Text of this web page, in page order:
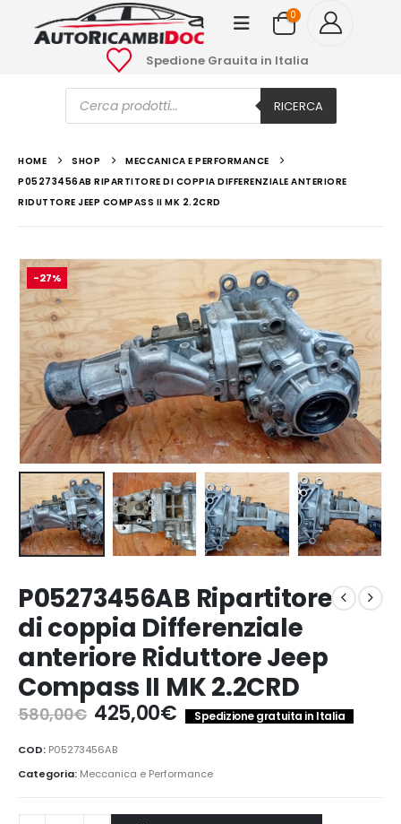
0
Spedione Grauita in Italia
Ricerca
prodotti RICERCA
HOME SHOP
MECCANICA E PERFORMANCE
P05273456AB RIPARTITORE DI COPPIA DIFFERENZIALE ANTERIORE
RIDUTTORE JEEP COMPASS II MK 2.2CRD
-27%
P05273456AB Ripartitore
di coppia Differenziale
anteriore Riduttore Jeep
Compass II MK 2.2CRD
580,00€ Il
prezzo
originale
era:
580,00€.
425,00€Il
prezzo
è:
425,00€.
Spedizione gratuita in Italia
COD: P05273456AB
Categoria: Meccanica e Performance